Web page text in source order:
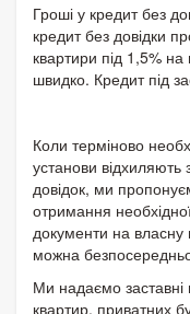
Гроші у кредит без
кредит без довідки
квартири під 1,5%
швидко. Кредит під
Коли терміново
установи відхиляють
довідок, ми
отримання
документи на власну
можна
Ми надаємо заставні
квартир, приватних